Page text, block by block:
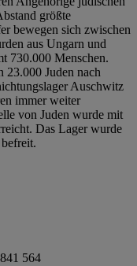
größte
bewegen sich zwischen
aus Ungarn und
730.000 Menschen.
23.000 Juden nach
Auschwitz
immer weiter
von Juden wurde mit
Das Lager wurde
564